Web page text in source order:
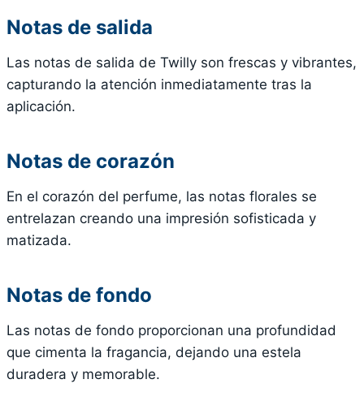
Notas de salida
Las notas de salida de Twilly son frescas y vibrantes,
capturando la atención inmediatamente tras la
aplicación.
Notas de corazón
En el corazón del perfume, las notas florales se
entrelazan creando una impresión sofisticada y
matizada.
Notas de fondo
Las notas de fondo proporcionan una profundidad
que cimenta la fragancia, dejando una estela
duradera y memorable.